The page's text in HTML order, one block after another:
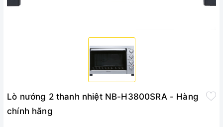
Lò nướng 2 thanh nhiệt NB-H3800SRA - Hàng
chính hãng